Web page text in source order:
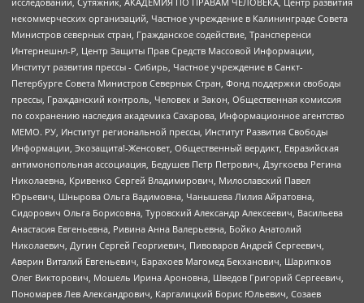
некоммерческих организаций, Частное учреждение в Калининграде Совета
Министров северных стран, Гражданское содействие, Трансперенси
Интернешнл-Р, Центр Защиты Прав Средств Массовой Информации,
Институт развития прессы - Сибирь, Частное учреждение в Санкт-
Петербурге Совета Министров Северных Стран, Фонд поддержки свободы
прессы, Гражданский контроль, Человек и Закон, Общественная комиссия
по сохранению наследия академика Сахарова, Информационное агентство
МЕМО. РУ, Институт региональной прессы, Институт Развития Свободы
Информации, Экозащита!-Женсовет, Общественный вердикт, Евразийская
антимонопольная ассоциация, Бедушев Петр Петрович, Дзугкоева Регина
Николаевна, Кривенко Сергей Владимирович, Милославский Павел
Юрьевич, Шнырова Ольга Вадимовна, Чанышева Лилия Айратовна,
Сидорович Ольга Борисовна, Туровский Александр Алексеевич, Васильева
Анастасия Евгеньевна, Ривина Анна Валерьевна, Бойко Анатолий
Николаевич, Дугин Сергей Георгиевич, Пивоваров Андрей Сергеевич,
Аверин Виталий Евгеньевич, Барахоев Магомед Бекханович, Шарипков
Олег Викторович, Мошель Ирина Ароновна, Шведов Григорий Сергеевич,
Пономарев Лев Александрович, Каргалицкий Борис Юльевич, Созаев